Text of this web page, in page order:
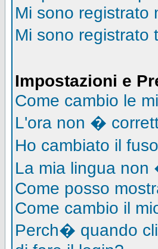
Mi sono registrato
Mi sono
Impostazioni e
Come cambio le
L'ora non �
Ho cambiato il
La mia lingua
Come posso
Come cambio il
Perch� quando